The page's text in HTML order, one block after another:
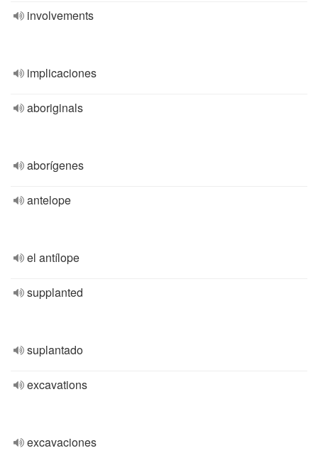
involvements
implicaciones
aboriginals
aborígenes
antelope
el antílope
supplanted
suplantado
excavations
excavaciones